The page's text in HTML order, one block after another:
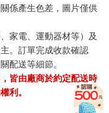
係產生色差，圖片僅供
家電、運動器材等）及
。訂單完成收款確認
配送等細節。
皆由廠商於約定配送時
利。